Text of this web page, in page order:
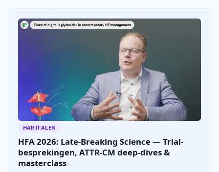
HARTFALEN
HFA 2026: Late-Breaking Science — Trial-
besprekingen, ATTR-CM deep-dives &
masterclass